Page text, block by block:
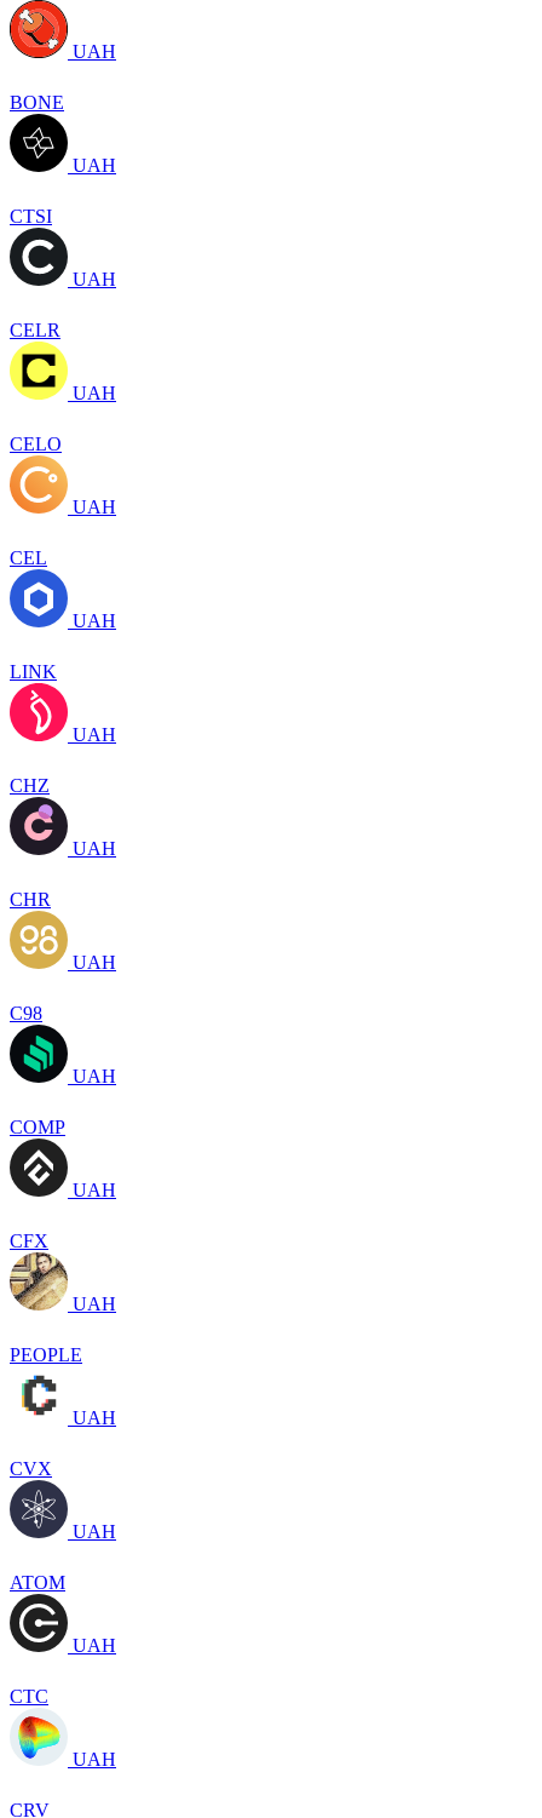
UAH
BONE
UAH
CTSI
UAH
CELR
UAH
CELO
UAH
CEL
UAH
LINK
UAH
CHZ
UAH
CHR
UAH
C98
UAH
COMP
UAH
CFX
UAH
PEOPLE
UAH
CVX
UAH
ATOM
UAH
CTC
UAH
CRV